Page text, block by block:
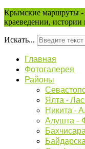
Крымские маршруты -
краеведении, истории
Искать...
Главная
Фотогалерея
Районы
Ялта -
Никита -
Алушта –